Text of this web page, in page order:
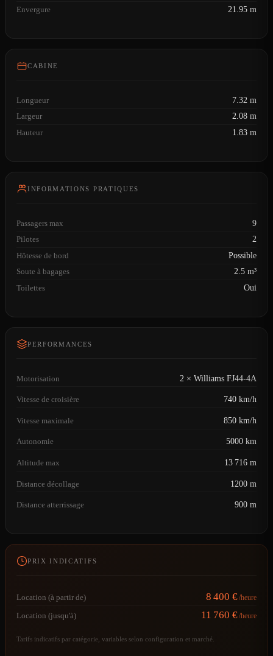
Envergure
21.95 m
CABINE
Longueur
7.32 m
Largeur
2.08 m
Hauteur
1.83 m
INFORMATIONS PRATIQUES
Passagers max
9
Pilotes
2
Hôtesse de bord
Possible
Soute à bagages
2.5 m³
Toilettes
Oui
PERFORMANCES
Motorisation 2 × Williams FJ44-4A
Vitesse de croisière 740 km/h
Vitesse maximale 850 km/h
Autonomie 5000 km
Altitude max 13 716 m
Distance décollage 1200 m
Distance atterrissage 900 m
PRIX INDICATIFS
Location (à partir de) 8 400 €/heure
Location (jusqu'à) 11 760 €/heure
Tarifs indicatifs par catégorie, variables selon configuration et marché.